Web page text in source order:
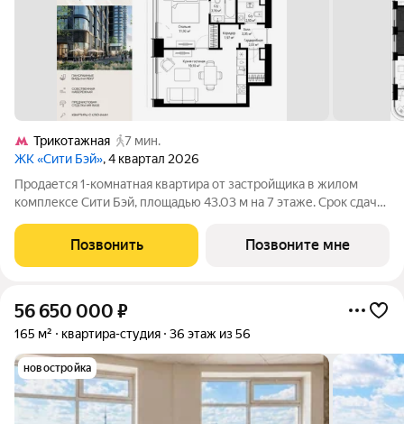
Трикотажная
7 мин.
ЖК «Сити Бэй», 4 квартал 2026
Продается 1-комнатная квартира от застройщика в жилом
комплексе Сити Бэй, площадью 43.03 м на 7 этаже. Срок сдачи
настоящий город в городе с отлично развитой
инфраструктурой и собственной
Позвонить Позвоните мне
56 650 000 ₽
165 м² квартира-студия 36 этаж из 56
новостройка